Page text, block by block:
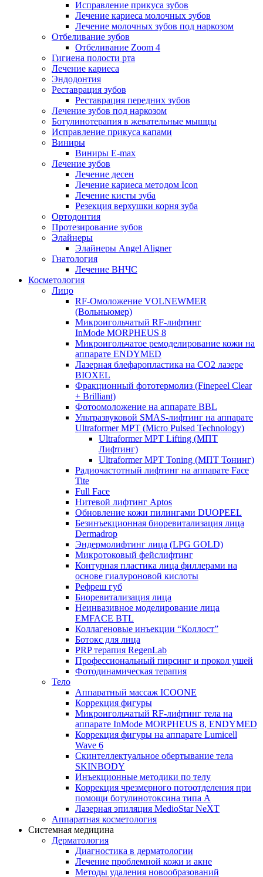
Исправление прикуса зубов
Лечение кариеса молочных зубов
Лечение молочных зубов под наркозом
Отбеливание зубов
Отбеливание Zoom 4
Гигиена полости рта
Лечение кариеса
Эндодонтия
Реставрация зубов
Реставрация передних зубов
Лечение зубов под наркозом
Ботулинотерапия в жевательные мышцы
Исправление прикуса капами
Виниры
Виниры E-max
Лечение зубов
Лечение десен
Лечение кариеса методом Icon
Лечение кисты зуба
Резекция верхушки корня зуба
Ортодонтия
Протезирование зубов
Элайнеры
Элайнеры Angel Aligner
Гнатология
Лечение ВНЧС
Косметология
Лицо
RF-Омоложение VOLNEWMER
(Вольньюмер)
Микроигольчатый RF-лифтинг
InMode MORPHEUS 8
Микроигольчатое ремоделирование кожи на
аппарате ENDYMED
Лазерная блефаропластика на CO2 лазере
BIOXEL
Фракционный фототермолиз (Finepeel Clear
+ Brilliant)
Фотоомоложение на аппарате BBL
Ультразвуковой SMAS-лифтинг на аппарате
Ultraformer MPT (Micro Pulsed Technology)
Ultraformer MPT Lifting (МПТ
Лифтинг)
Ultraformer MPT Toning (МПТ Тонинг)
Радиочастотный лифтинг на аппарате Face
Tite
Full Face
Нитевой лифтинг Aptos
Обновление кожи пилингами DUOPEEL
Безинъекционная биоревитализация лица
Dermadrop
Эндермолифтинг лица (LPG GOLD)
Микротоковый фейслифтинг
Контурная пластика лица филлерами на
основе гиалуроновой кислоты
Рефреш губ
Биоревитализация лица
Неинвазивное моделирование лица
EMFACE BTL
Коллагеновые инъекции “Коллост”
Ботокс для лица
PRP терапия RegenLab
Профессиональный пирсинг и прокол ушей
Фотодинамическая терапия
Тело
Аппаратный массаж ICOONE
Коррекция фигуры
Микроигольчатый RF-лифтинг тела на
аппарате InMode MORPHEUS 8, ENDYMED
Коррекция фигуры на аппарате Lumicell
Wave 6
Скинтеллектуальное обертывание тела
SKINBODY
Инъекционные методики по телу
Коррекция чрезмерного потоотделения при
помощи ботулинотоксина типа А
Лазерная эпиляция MedioStar NeXT
Аппаратная косметология
Системная медицина
Дерматология
Диагностика в дерматологии
Лечение проблемной кожи и акне
Методы удаления новообразований